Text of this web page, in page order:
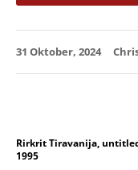
31 Oktober, 2024
Rirkrit Tiravanija,
1995